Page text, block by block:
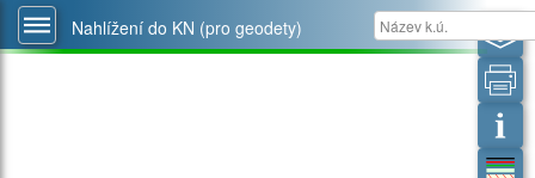
Nahlížení do KN (pro geodety)